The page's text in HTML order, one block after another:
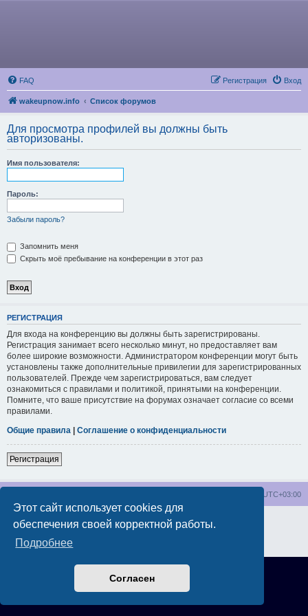
Этот сайт использует cookies для
обеспечения своей корректной работы.
Подробнее
Согласен
FAQ Вход
Регистрация
wakeupnow.info Список форумов
Для просмотра профилей вы должны быть
авторизованы.
Имя пользователя:
Пароль:
Забыли пароль?
Запомнить меня
Скрыть моё пребывание на конференции в этот раз
РЕГИСТРАЦИЯ
Для входа на конференцию вы должны быть зарегистрированы.
Регистрация занимает всего несколько минут, но предоставляет вам
более широкие возможности. Администратором конференции могут быть
установлены также дополнительные привилегии для зарегистрированных
пользователей. Прежде чем зарегистрироваться, вам следует
ознакомиться с правилами и политикой, принятыми на конференции.
Помните, что ваше присутствие на форумах означает согласие со всеми
правилами.
Общие правила | Соглашение о конфиденциальности
Регистрация
UTC+03:00
Создано на основе
® Forum Software © phpBB Limited
Русская поддержка phpBB